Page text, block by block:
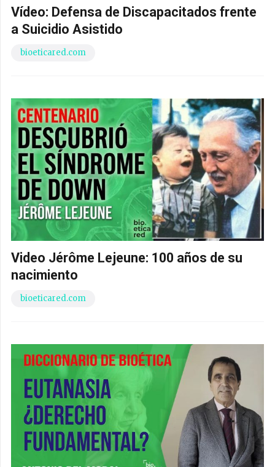
Vídeo: Defensa de Discapacitados frente
a Suicidio Asistido
bioeticared.com
Video Jérôme Lejeune: 100 años de su
nacimiento
bioeticared.com